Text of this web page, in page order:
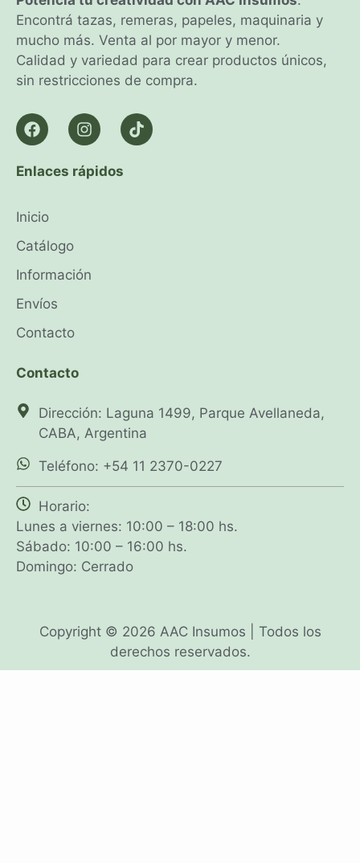
Encontrá tazas, remeras, papeles, maquinaria y
mucho más. Venta al por mayor y menor.
Calidad y variedad para crear productos únicos,
sin restricciones de compra.
Enlaces rápidos
Inicio
Catálogo
Información
Envíos
Contacto
Contacto
Dirección: Laguna 1499, Parque Avellaneda,
CABA, Argentina
Teléfono: +54 11 2370-0227
Horario:
Lunes a viernes: 10:00 – 18:00 hs.
Sábado: 10:00 – 16:00 hs.
Domingo: Cerrado
Copyright © 2026 AAC Insumos | Todos los
derechos reservados.